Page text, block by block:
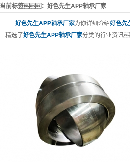
当前标签： 好色先生APP轴承厂家
好色先生APP轴承厂家为你详细介绍好色先
精选了好色先生APP轴承厂家分类的行业资讯